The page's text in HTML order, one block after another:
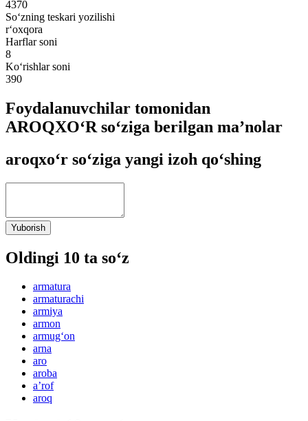
4370
So‘zning teskari yozilishi
r‘oxqora
Harflar soni
8
Ko‘rishlar soni
390
Foydalanuvchilar tomonidan
AROQXO‘R so‘ziga berilgan ma’nolar
aroqxo‘r so‘ziga yangi izoh qo‘shing
Yuborish
Oldingi 10 ta so‘z
armatura
armaturachi
armiya
armon
armug‘on
arna
aro
aroba
aʼrof
aroq